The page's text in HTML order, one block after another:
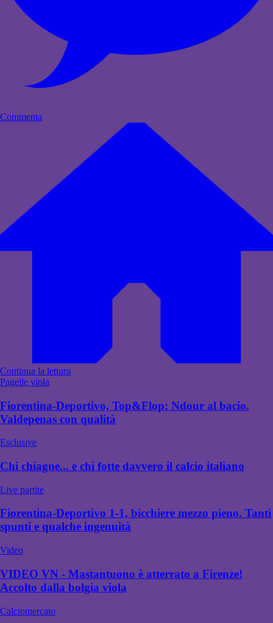
Commenta
Continua la lettura
Pagelle viola
Fiorentina-Deportivo, Top&Flop: Ndour al bacio.
Valdepenas con qualità
Esclusive
Chi chiagne... e chi fotte davvero il calcio italiano
Live partite
Fiorentina-Deportivo 1-1, bicchiere mezzo pieno. Tanti
spunti e qualche ingenuità
Video
VIDEO VN - Mastantuono è atterrato a Firenze!
Accolto dalla bolgia viola
Calciomercato